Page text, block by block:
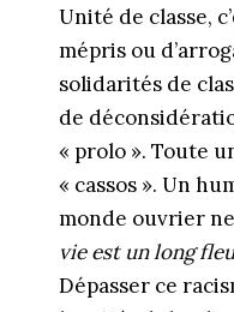
Unité de classe,
mépris ou
solidarités de
de
« prolo ». Toute
« cassos ». Un
monde ouvrier
vie est un long
Dépasser ce